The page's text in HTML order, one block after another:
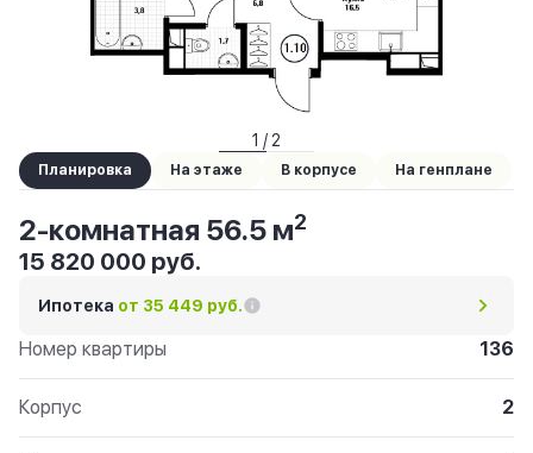
1 / 2
Планировка На этаже В корпусе На генплане
2-комнатная 56.5 м2
15 820 000 руб.
Ипотека от 35 449 руб.
Номер квартиры 136
Корпус 2